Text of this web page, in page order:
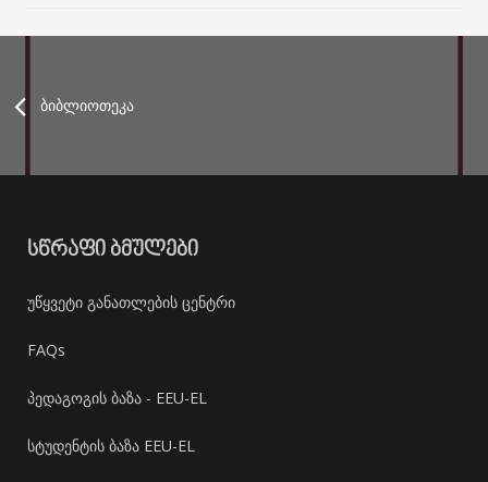
ბიბლიოთეკა
ᲡᲬᲠᲐᲤᲘ ᲑᲛᲣᲚᲔᲑᲘ
უწყვეტი განათლების ცენტრი
FAQs
პედაგოგის ბაზა - EEU-EL
სტუდენტის ბაზა EEU-EL